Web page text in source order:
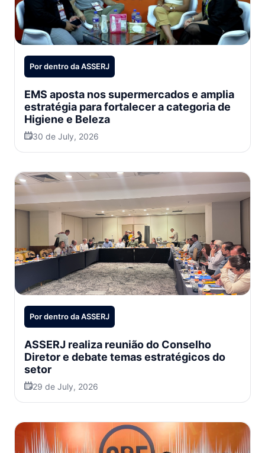
Por dentro da ASSERJ
EMS aposta nos supermercados e amplia
estratégia para fortalecer a categoria de
Higiene e Beleza
30 de July, 2026
Por dentro da ASSERJ
ASSERJ realiza reunião do Conselho
Diretor e debate temas estratégicos do
setor
29 de July, 2026